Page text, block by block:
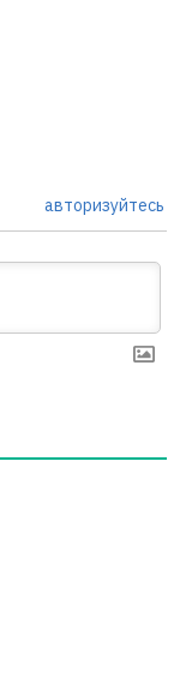
авторизуйтесь